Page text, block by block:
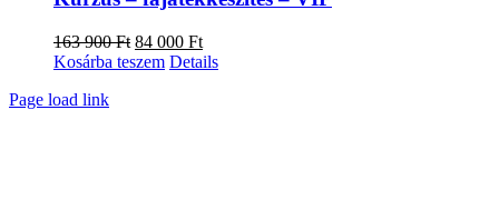
163 900Ft Original
price
84 000 FtCurrent
price
Kosárba teszem Details
Facebook
X
Instagram
Pinterest
Page load link